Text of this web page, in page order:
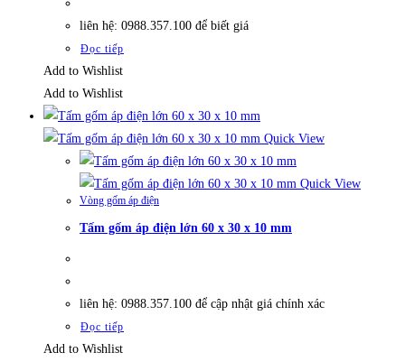
liên hệ: 0988.357.100 để biết giá
Đọc tiếp
Add to Wishlist
Add to Wishlist
Quick View
Quick View
Vòng gốm áp điện
Tấm gốm áp điện lớn 60 x 30 x 10 mm
liên hệ: 0988.357.100 để cập nhật giá chính xác
Đọc tiếp
Add to Wishlist